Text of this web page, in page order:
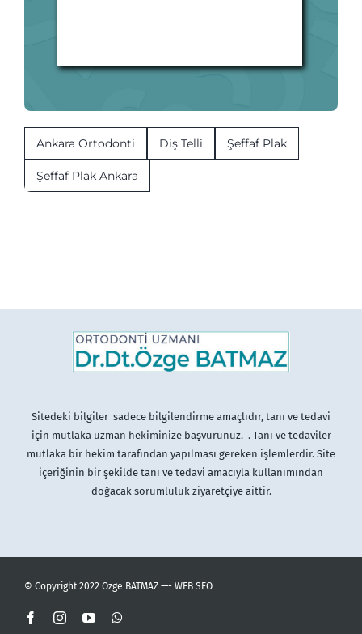
Ankara Ortodonti Diş Telli Şeffaf Plak
Şeffaf Plak Ankara
Sitedeki bilgiler sadece bilgilendirme amaçlıdır, tanı ve tedavi
için mutlaka uzman hekiminize başvurunuz. . Tanı ve tedaviler
mutlaka bir hekim tarafından yapılması gereken işlemlerdir. Site
içeriğinin bir şekilde tanı ve tedavi amacıyla kullanımından
doğacak sorumluluk ziyaretçiye aittir.
© Copyright 2022 Özge BATMAZ —- WEB SEO